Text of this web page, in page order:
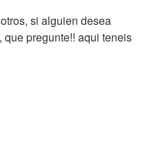
si alguien desea
pregunte!! aqui teneis